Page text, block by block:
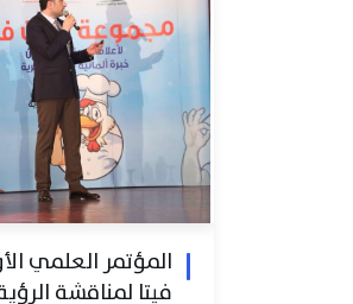
المؤتمر العلمي
فيتا لمناقشة